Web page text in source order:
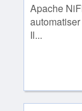
Apache
Il...